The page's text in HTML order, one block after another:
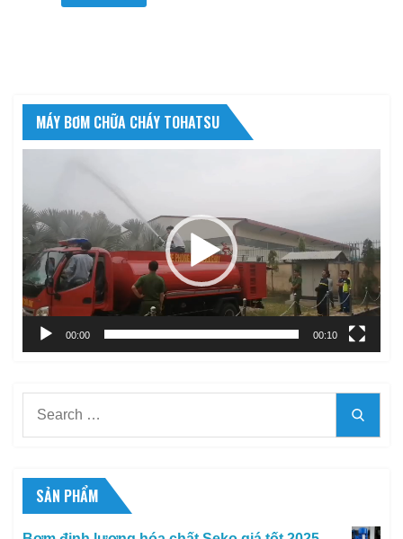
MÁY BƠM CHỮA CHÁY TOHATSU
Video
00:00 00:10
SẢN PHẨM